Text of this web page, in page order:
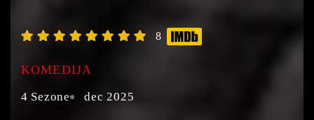
8
KOMEDIJA
4 Sezone dec 2025